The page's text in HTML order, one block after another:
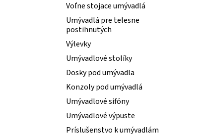
Voľne stojace umývadlá
Umývadlá pre telesne
postihnutých
Výlevky
Umývadlové stolíky
Dosky pod umývadla
Konzoly pod umývadlá
Umývadlové sifóny
Umývadlové výpuste
Príslušenstvo k umývadlám